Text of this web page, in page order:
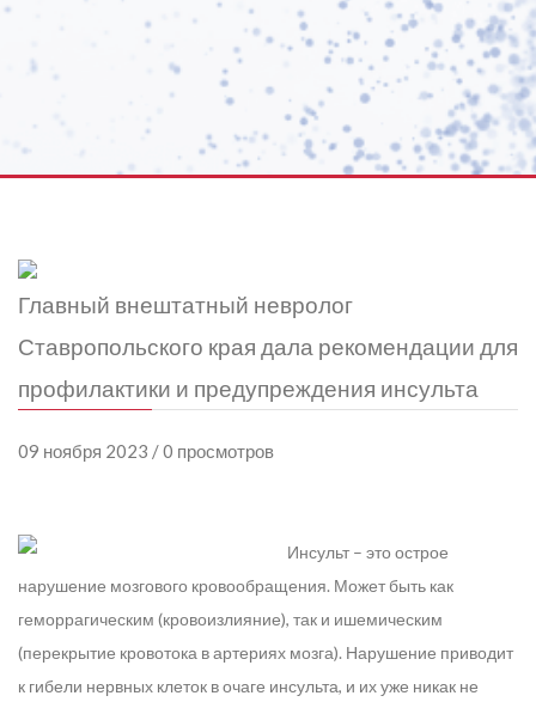
Главный внештатный невролог
Ставропольского края дала рекомендации для
профилактики и предупреждения инсульта
09 ноября 2023 / 0 просмотров
Инсульт – это острое
нарушение мозгового кровообращения. Может быть как
геморрагическим (кровоизлияние), так и ишемическим
(перекрытие кровотока в артериях мозга). Нарушение приводит
к гибели нервных клеток в очаге инсульта, и их уже никак не